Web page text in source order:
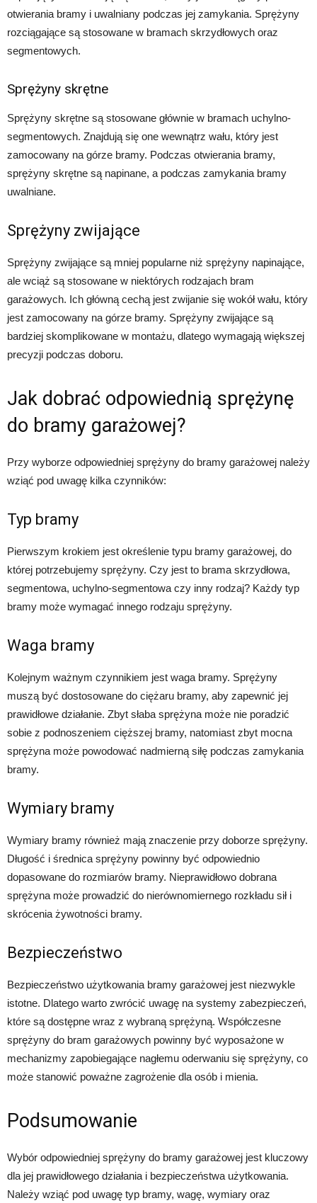
otwierania bramy i uwalniany podczas jej zamykania. Sprężyny
rozciągające są stosowane w bramach skrzydłowych oraz
segmentowych.
Sprężyny skrętne
Sprężyny skrętne są stosowane głównie w bramach uchylno-
segmentowych. Znajdują się one wewnątrz wału, który jest
zamocowany na górze bramy. Podczas otwierania bramy,
sprężyny skrętne są napinane, a podczas zamykania bramy
uwalniane.
Sprężyny zwijające
Sprężyny zwijające są mniej popularne niż sprężyny napinające,
ale wciąż są stosowane w niektórych rodzajach bram
garażowych. Ich główną cechą jest zwijanie się wokół wału, który
jest zamocowany na górze bramy. Sprężyny zwijające są
bardziej skomplikowane w montażu, dlatego wymagają większej
precyzji podczas doboru.
Jak dobrać odpowiednią sprężynę
do bramy garażowej?
Przy wyborze odpowiedniej sprężyny do bramy garażowej należy
wziąć pod uwagę kilka czynników:
Typ bramy
Pierwszym krokiem jest określenie typu bramy garażowej, do
której potrzebujemy sprężyny. Czy jest to brama skrzydłowa,
segmentowa, uchylno-segmentowa czy inny rodzaj? Każdy typ
bramy może wymagać innego rodzaju sprężyny.
Waga bramy
Kolejnym ważnym czynnikiem jest waga bramy. Sprężyny
muszą być dostosowane do ciężaru bramy, aby zapewnić jej
prawidłowe działanie. Zbyt słaba sprężyna może nie poradzić
sobie z podnoszeniem cięższej bramy, natomiast zbyt mocna
sprężyna może powodować nadmierną siłę podczas zamykania
bramy.
Wymiary bramy
Wymiary bramy również mają znaczenie przy doborze sprężyny.
Długość i średnica sprężyny powinny być odpowiednio
dopasowane do rozmiarów bramy. Nieprawidłowo dobrana
sprężyna może prowadzić do nierównomiernego rozkładu sił i
skrócenia żywotności bramy.
Bezpieczeństwo
Bezpieczeństwo użytkowania bramy garażowej jest niezwykle
istotne. Dlatego warto zwrócić uwagę na systemy zabezpieczeń,
które są dostępne wraz z wybraną sprężyną. Współczesne
sprężyny do bram garażowych powinny być wyposażone w
mechanizmy zapobiegające nagłemu oderwaniu się sprężyny, co
może stanowić poważne zagrożenie dla osób i mienia.
Podsumowanie
Wybór odpowiedniej sprężyny do bramy garażowej jest kluczowy
dla jej prawidłowego działania i bezpieczeństwa użytkowania.
Należy wziąć pod uwagę typ bramy, wagę, wymiary oraz